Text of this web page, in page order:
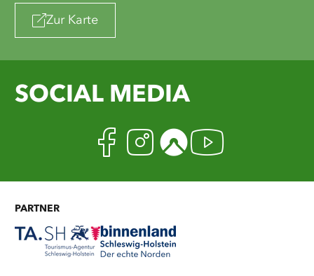
Zur Karte
SOCIAL MEDIA
Facebook
Instagram
Komoot
PARTNER